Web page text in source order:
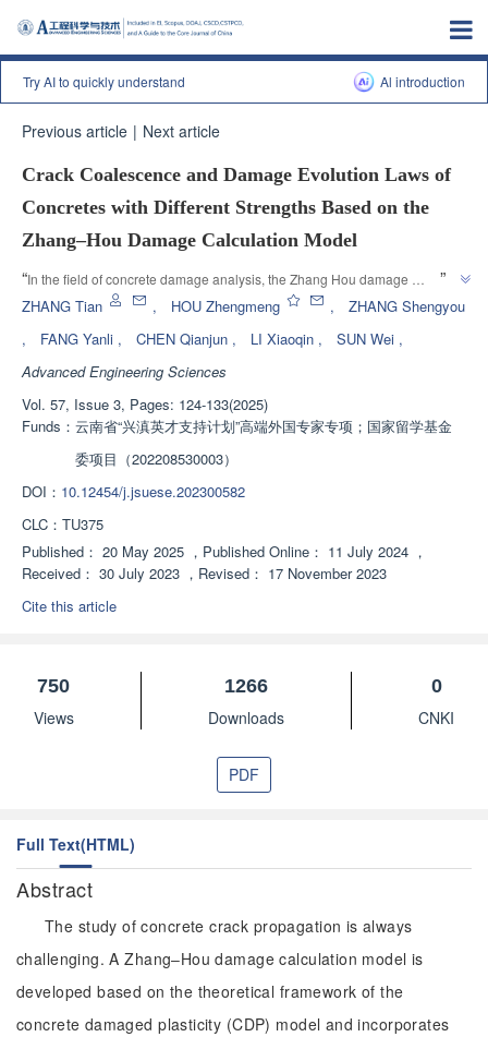
Try AI to quickly understand Al introduction
Previous article | Next article
Crack Coalescence and Damage Evolution Laws of
Concretes with Different Strengths Based on the
Zhang‒Hou Damage Calculation Model
“In the field of concrete damage analysis, the Zhang Hou damage
calculation model reveals the damage evolution law of concrete with
cracks. ”
”
ZHANG Tian , HOU Zhengmeng ,
ZHANG Shengyou
,
FANG Yanli , CHEN Qianjun , LI Xiaoqin , SUN Wei ,
Advanced Engineering Sciences
Vol. 57, Issue 3, Pages: 124-133(2025)
Funds： 云南省“兴滇英才支持计划”高端外国专家专项；国家留学基金
委项目（202208530003）
DOI： 10.12454/j.jsuese.202300582
CLC： TU375
Published： 20 May 2025 ， Published Online： 11 July 2024 ，
Received： 30 July 2023 ， Revised： 17 November 2023
Cite this article
750
Views
1266
Downloads
0
CNKI
PDF
Full Text(HTML)
Abstract
The study of concrete crack propagation is always
challenging. A Zhang‒Hou damage calculation model is
developed based on the theoretical framework of the
concrete damaged plasticity (CDP) model and incorporates